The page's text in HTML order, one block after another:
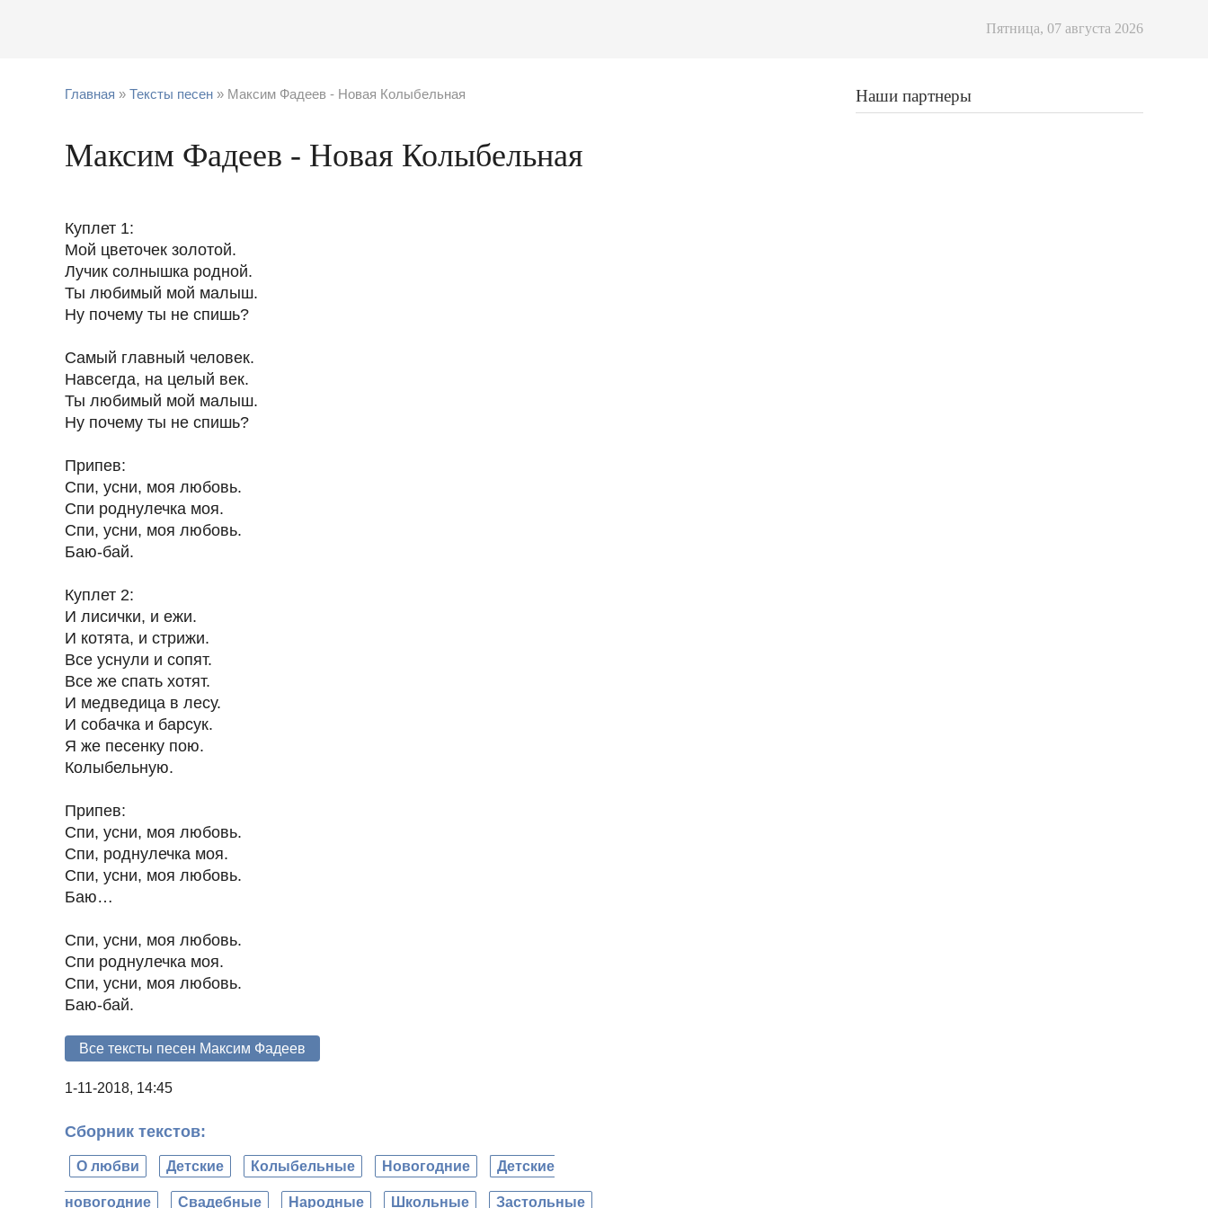
Пятница, 07 августа 2026
Главная » Тексты песен » Максим Фадеев - Новая Колыбельная
Максим Фадеев - Новая Колыбельная
Куплет 1:
Мой цветочек золотой.
Лучик солнышка родной.
Ты любимый мой малыш.
Ну почему ты не спишь?
Самый главный человек.
Навсегда, на целый век.
Ты любимый мой малыш.
Ну почему ты не спишь?
Припев:
Спи, усни, моя любовь.
Спи роднулечка моя.
Спи, усни, моя любовь.
Баю-бай.
Куплет 2:
И лисички, и ежи.
И котята, и стрижи.
Все уснули и сопят.
Все же спать хотят.
И медведица в лесу.
И собачка и барсук.
Я же песенку пою.
Колыбельную.
Припев:
Спи, усни, моя любовь.
Спи, роднулечка моя.
Спи, усни, моя любовь.
Баю…
Спи, усни, моя любовь.
Спи роднулечка моя.
Спи, усни, моя любовь.
Баю-бай.
Все тексты песен Максим Фадеев
1-11-2018, 14:45
Сборник текстов:
О любви Детские Колыбельные Новогодние Детские
новогодние Свадебные Народные Школьные Застольные
Наши партнеры